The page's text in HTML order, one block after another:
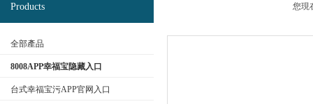
Products
全部產品
8008APP幸福宝隐藏入口
台式幸福宝污APP官网入口
您現